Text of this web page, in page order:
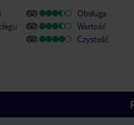
Obsługa
Wartość
Czystość